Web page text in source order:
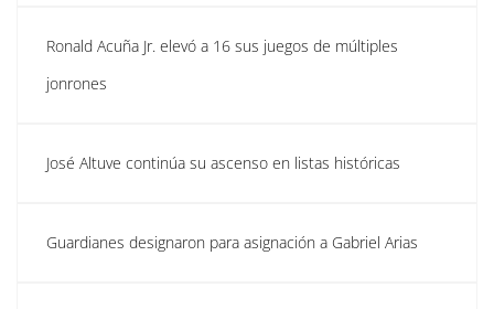
Ronald Acuña Jr. elevó a 16 sus juegos de múltiples
jonrones
José Altuve continúa su ascenso en listas históricas
Guardianes designaron para asignación a Gabriel Arias